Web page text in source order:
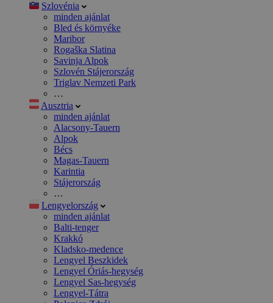
Szlovénia
minden ajánlat
Bled és környéke
Maribor
Rogaška Slatina
Savinja Alpok
Szlovén Stájerország
Triglav Nemzeti Park
…
Ausztria
minden ajánlat
Alacsony-Tauern
Alpok
Bécs
Magas-Tauern
Karintia
Stájerország
…
Lengyelország
minden ajánlat
Balti-tenger
Krakkó
Kladsko-medence
Lengyel Beszkidek
Lengyel Óriás-hegység
Lengyel Sas-hegység
Lengyel-Tátra